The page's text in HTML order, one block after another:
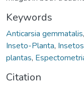
Keywords
Anticarsia gemmatalis,
Inseto-Planta,
plantas,
Citation